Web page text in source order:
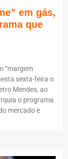
em gás,
que
“margem
sexta-feira o
Mendes, ao
o programa
mercado e